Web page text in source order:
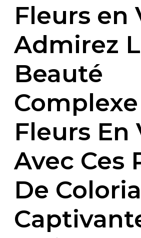
Fleurs en
Admirez
Beauté
Fleurs En
Avec Ces
De